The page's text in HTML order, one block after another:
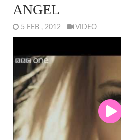
ANGEL
5 FEB , 2012 VIDEO